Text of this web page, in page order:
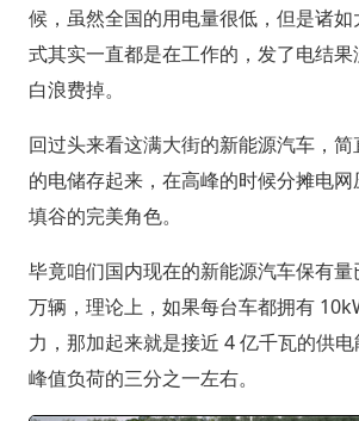
候，虽然全国的用电量很低，但是诸
式其实一直都是在工作的，发了电结
白浪费掉。
回过头来看这满大街的新能源汽车，
的电储存起来，在高峰的时候分摊电
填谷的完美角色。
毕竟咱们国内现在的新能源汽车保有
万辆，理论上，如果每台车都拥有
力，那加起来就是接近 4 亿千瓦的供
峰值负荷的三分之一左右。